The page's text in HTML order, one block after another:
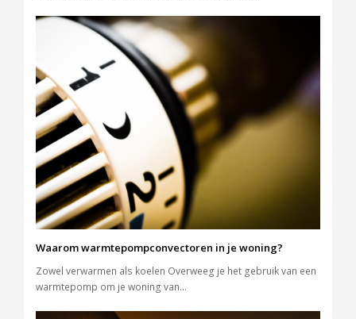
Waarom warmtepompconvectoren in je woning?
Zowel verwarmen als koelen Overweeg je het gebruik van een
warmtepomp om je woning van…